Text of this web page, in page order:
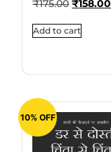
₹175.00 ₹158.00
Add to cart
10% OFF